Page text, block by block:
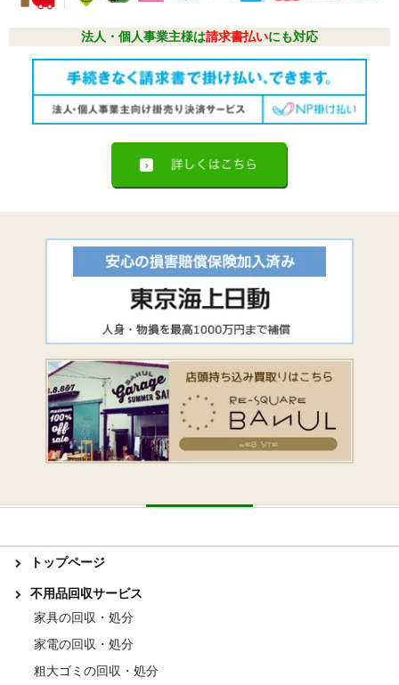
法人・個人事業主様は請求書払いにも対応
トップページ
不用品回収サービス
家具の回収・処分
家電の回収・処分
粗大ゴミの回収・処分